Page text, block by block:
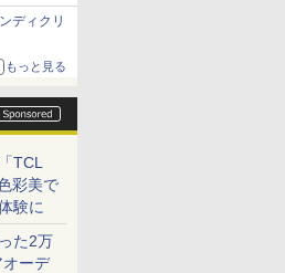
ディクリ
もっと見る
TCL
彩美で
験に
た2万
オーデ